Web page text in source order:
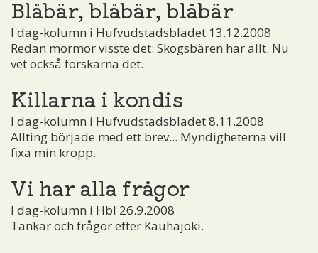
Blåbär, blåbär, blåbär
I dag-kolumn i Hufvudstadsbladet 13.12.2008
Redan mormor visste det: Skogsbären har allt. Nu
vet också forskarna det.
Killarna i kondis
I dag-kolumn i Hufvudstadsbladet 8.11.2008
Allting började med ett brev... Myndigheterna vill
fixa min kropp.
Vi har alla frågor
I dag-kolumn i Hbl 26.9.2008
Tankar och frågor efter Kauhajoki.